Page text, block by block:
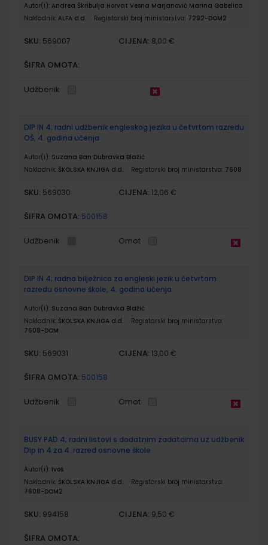
Autor(i): Andrea Škribulja Horvat Vesna Marjanović Marina Gabelica
Nakladnik: ALFA d.d. Registarski broj ministarstva: 7292-DOM2
SKU: 569007 CIJENA: 8,00 €
ŠIFRA OMOTA:
Udžbenik
DIP IN 4; radni udžbenik engleskog jezika u četvrtom razredu
OŠ, 4. godina učenja
Autor(i): Suzana Ban Dubravka Blažić
Nakladnik: ŠKOLSKA KNJIGA d.d. Registarski broj ministarstva: 7608
SKU: 569030 CIJENA: 12,06 €
ŠIFRA OMOTA: 500158
Udžbenik Omot
DIP IN 4; radna bilježnica za engleski jezik u četvrtom
razredu osnovne škole, 4. godina učenja
Autor(i): Suzana Ban Dubravka Blažić
Nakladnik: ŠKOLSKA KNJIGA d.d.
Registarski broj ministarstva:
7608-DOM
SKU: 569031 CIJENA: 13,00 €
ŠIFRA OMOTA: 500158
Udžbenik Omot
BUSY PAD 4; radni listovi s dodatnim zadatcima uz udžbenik
Dip in 4 za 4. razred osnovne škole
Autor(i): Ivoš
Nakladnik: ŠKOLSKA KNJIGA d.d.
Registarski broj ministarstva:
7608-DOM2
SKU: 994158 CIJENA: 9,50 €
ŠIFRA OMOTA: